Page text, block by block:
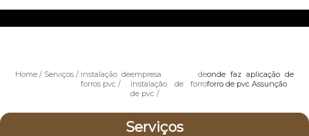
Home Serviços
instalação de
forros pvc
empresa de
instalação de forro
de pvc
onde faz aplicação de
forro de pvc Assunção
Serviços